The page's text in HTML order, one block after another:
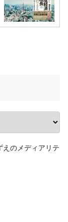
のメディアリテ